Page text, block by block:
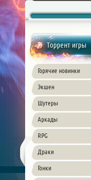
Торрент игры
Горячие новинки
Экшен
Шутеры
Аркады
RPG
Драки
Гонки